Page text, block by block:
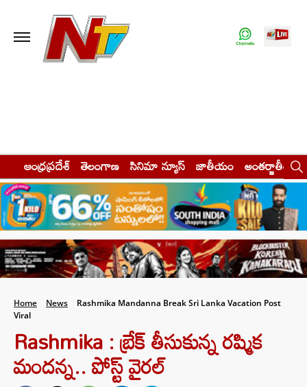
ఆంధ్రప్రదేశ్ తెలంగాణ సినిమా న్యూస్ జాతీయం అంతర్జాతీయం
Home News
Rashmika Mandanna Break Sri Lanka Vacation Post
Viral
Rashmika : బ్రేక్ తీసుకున్న రష్మిక
మందన్న.. పోస్ట్ వైరల్